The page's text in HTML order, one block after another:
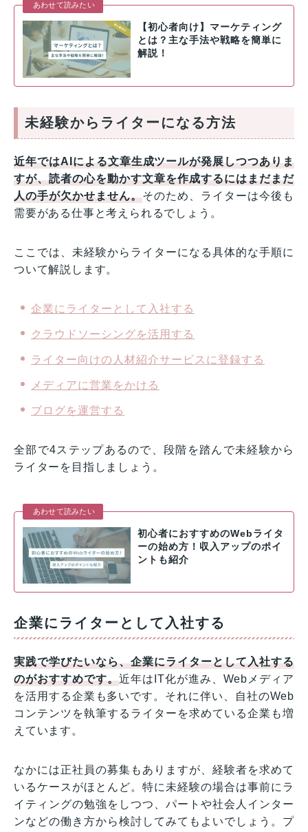
あわせて読みたい
【初心者向け】マーケティング
とは？主な手法や戦略を簡単に
解説！
未経験からライターになる方法
近年ではAIによる文章生成ツールが発展しつつありま
すが、読者の心を動かす文章を作成するにはまだまだ
人の手が欠かせません。そのため、ライターは今後も
需要がある仕事と考えられるでしょう。
ここでは、未経験からライターになる具体的な手順に
ついて解説します。
企業にライターとして入社する
クラウドソーシングを活用する
ライター向けの人材紹介サービスに登録する
メディアに営業をかける
ブログを運営する
全部で4ステップあるので、段階を踏んで未経験から
ライターを目指しましょう。
あわせて読みたい
初心者におすすめのWebライタ
ーの始め方！収入アップのポイ
ントも紹介
企業にライターとして入社する
実践で学びたいなら、企業にライターとして入社する
のがおすすめです。近年はIT化が進み、Webメディア
を活用する企業も多いです。それに伴い、自社のWeb
コンテンツを執筆するライターを求めている企業も増
えています。
なかには正社員の募集もありますが、経験者を求めて
いるケースがほとんど。特に未経験の場合は事前にラ
イティングの勉強をしつつ、パートや社会人インター
ンなどの働き方から検討してみてもよいでしょう。プ